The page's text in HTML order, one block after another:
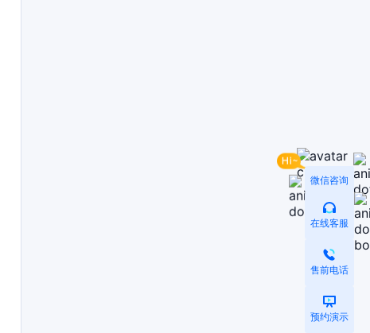
微信咨询
在线客服
售前电话
预约演示